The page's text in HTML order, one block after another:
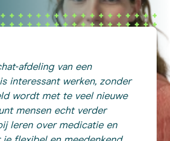
afdeling van een
interessant werken, zonder
wordt met te veel nieuwe
mensen echt verder